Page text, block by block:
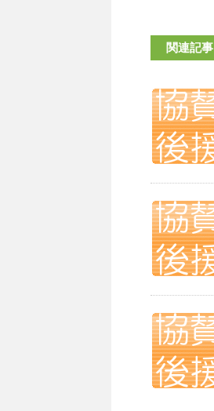
関連記事